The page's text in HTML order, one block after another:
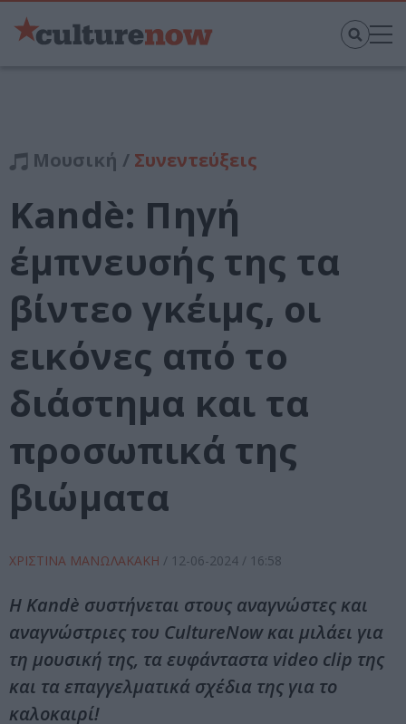
Μουσική / Συνεντεύξεις
Kandè: Πηγή
έμπνευσής της τα
βίντεο γκέιμς, οι
εικόνες από το
διάστημα και τα
προσωπικά της
βιώματα
ΧΡΙΣΤΙΝΑ ΜΑΝΩΛΑΚΑΚΗ / 12-06-2024 / 16:58
Η Kandè συστήνεται στους αναγνώστες και
αναγνώστριες του CultureNow και μιλάει για
τη μουσική της, τα ευφάνταστα video clip της
και τα επαγγελματικά σχέδια της για το
καλοκαιρί!